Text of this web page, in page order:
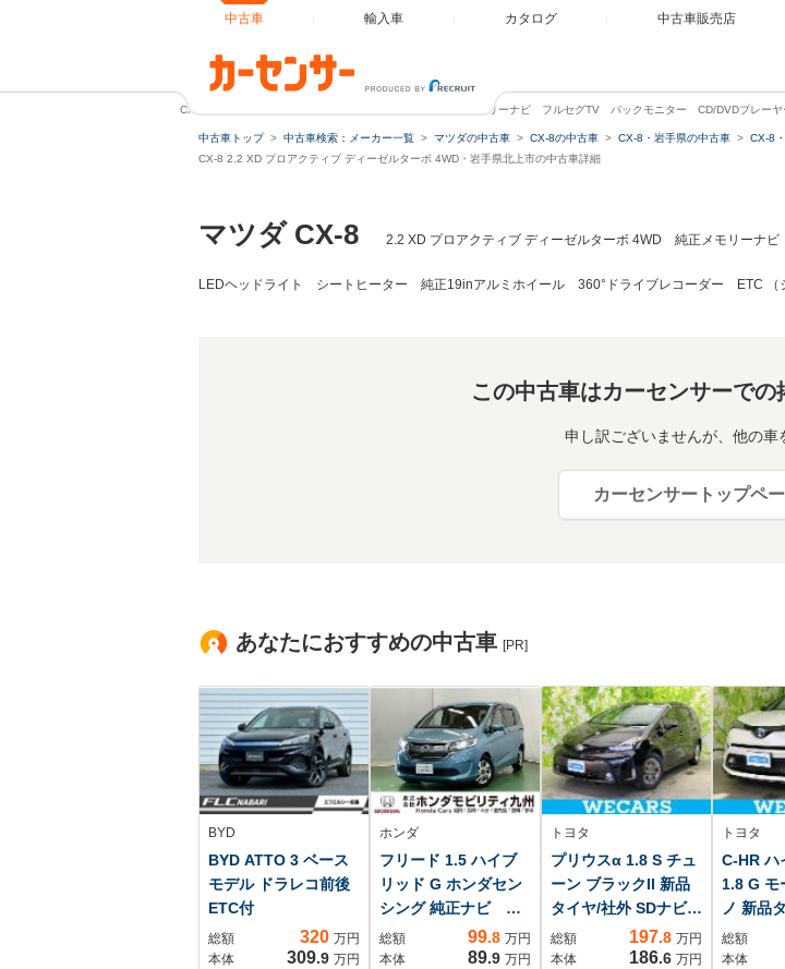
中古車 輸入車 カタログ 中古車販売店
CX-8 2.2 XD プロアクティブ ディーゼルターボ 4WD 純正メモリーナビ フルセグTV バックモニター CD/DVDプレ
中古車トップ
中古車検索：メーカー一覧 マツダの中古車 CX-8の中古車 CX-8・岩手県の中古車
CX-8
CX-8 2.2 XD プロアクティブ ディーゼルターボ 4WD・岩手県北上市の中古車詳細
マツダ CX-8 2.2 XD プロアクティブ ディーゼルターボ 4WD 純正メモリー
LEDヘッドライト シートヒーター 純正19inアルミホイール 360°ドライブレコーダー ETC （ジ
この中古車はカーセンサーで
申し訳ございませんが、他の車
カーセンサートップペ
あなたにおすすめの中古車 [PR]
BYD
BYD ATTO 3 ベース
モデル ドラレコ前後
ETC付
総額 320 万円
本体
309.9 万円
ホンダ
フリード 1.5 ハイブ
リッド G ホンダセン
シング 純正ナビ R
カメラ ブルートゥ
ース ワンセグTV
総額 99.8 万円
本体
89.9 万円
トヨタ
プリウスα 1.8 S チュ
ーン ブラックII 新品
タイヤ/社外 SDナビ/
トヨタセーフティセ
ンス/シートヒーター/
総額 197.8 万円
本体
186.6 万円
トヨタ
C-HR ハ
1.8 G モ
ノ 新品
アロ/純
ナビ/衝
総額
本体